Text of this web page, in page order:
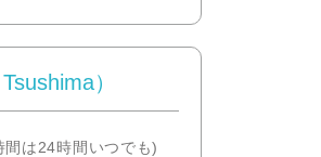
）
は24時間いつでも)